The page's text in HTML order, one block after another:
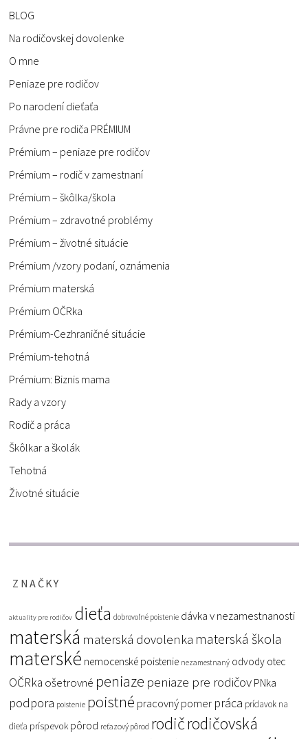
BLOG
Na rodičovskej dovolenke
O mne
Peniaze pre rodičov
Po narodení dieťaťa
Právne pre rodiča PRÉMIUM
Prémium – peniaze pre rodičov
Prémium – rodič v zamestnaní
Prémium – škôlka/škola
Prémium – zdravotné problémy
Prémium – životné situácie
Prémium /vzory podaní, oznámenia
Prémium materská
Prémium OČRka
Prémium-Cezhraničné situácie
Prémium-tehotná
Prémium: Biznis mama
Rady a vzory
Rodič a práca
Škôlkar a školák
Tehotná
Životné situácie
ZNAČKY
aktuality pre rodičov dieťa dobrovoľné poistenie dávka v nezamestnanosti
materská materská dovolenka materská škola
materské nemocenské poistenie nezamestnaný odvody otec
OČRka ošetrovné peniaze peniaze pre rodičov PNka
podpora poistenie poistné pracovný pomer práca prídavok na
dieťa príspevok pôrod reťazový pôrod rodičrodičovská